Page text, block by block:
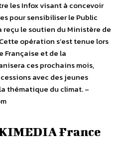
les Infox visant à concevoir
pour sensibiliser le Public
reçu le soutien du Ministère de
opération s’est tenue lors
Française et de la
ces prochains mois,
avec des jeunes
thématique du climat. –
France